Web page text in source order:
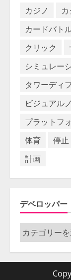
カジノ
カードバト
クリック
シミュレー
タワーディ
ビジュアル
プラットフ
体育
停止
計画
デベロッパー
デ
ベ